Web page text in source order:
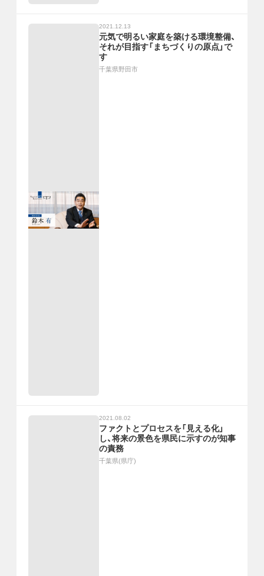
2021.12.13
元気で明るい家庭を築ける環境整備、
それが目指す「まちづくりの原点」で
す
千葉県野田市
2021.08.02
ファクトとプロセスを「見える化」
し、将来の景色を県民に示すのが知事
の責務
千葉県(県庁)